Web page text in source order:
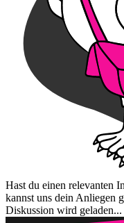
Hast du einen relevanten
kannst uns dein Anliegen
Diskussion wird geladen...